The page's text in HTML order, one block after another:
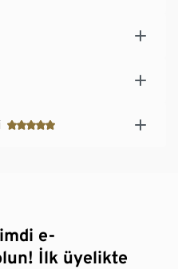
e-
İlk üyelikte